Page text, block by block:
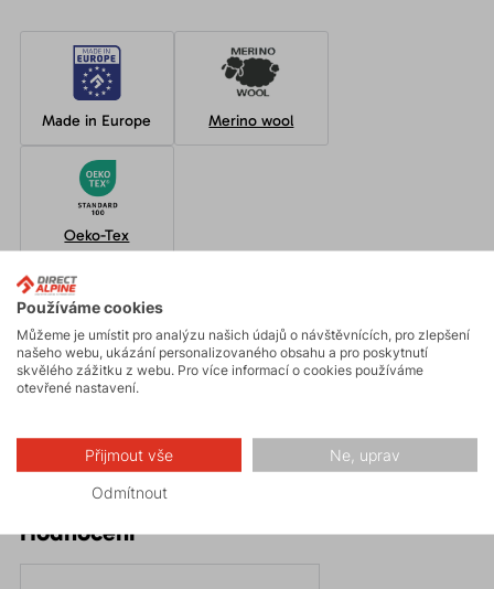
Made in Europe Merino wool
Oeko-Tex
Parametry
Údržba
Hodnocení
Používáme cookies
Můžeme je umístit pro analýzu našich údajů o návštěvnících, pro zlepšení
našeho webu, ukázání personalizovaného obsahu a pro poskytnutí
skvělého zážitku z webu. Pro více informací o cookies používáme
otevřené nastavení.
Přijmout vše Ne, uprav
Odmítnout